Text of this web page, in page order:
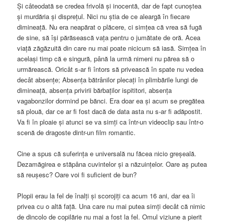
Și câteodată se credea frivolă și inocentă, dar de fapt cunoștea
și murdăria și disprețul. Nici nu știa de ce aleargă în fiecare
dimineață. Nu era neapărat o plăcere, ci simțea că vrea să fugă
de sine, să își părăsească vața pentru o jumătate de oră. Acea
viață zăgăzuită din care nu mai poate nicicum să iasă. Simțea în
același timp că e singură, până la urmă nimeni nu părea să o
urmărească. Oricât s-ar fi întors să privească în spate nu vedea
decât absențe; Absența bătrânilor plecați în plimbările lungi de
dimineață, absența privirii bărbaților ispititori, absența
vagabonzilor dormind pe bănci. Era doar ea și acum se pregătea
să plouă, dar ce ar fi fost dacă de data asta nu s-ar fi adăpostit.
Va fi în ploaie și atunci se va simți ca într-un videoclip sau într-o
scenă de dragoste dintr-un film romantic.
Cine a spus că suferința e universală nu făcea nicio greșeală.
Dezamăgirea e stăpâna cuvintelor și a năzuințelor. Oare aș putea
să reușesc? Oare voi fi suficient de bun?
Plopii erau la fel de înalți și scorojiți ca acum 16 ani, dar ea îi
privea cu o altă față. Una care nu mai putea simți decât că nimic
de dincolo de copilărie nu mai a fost la fel. Omul viziune a pierit